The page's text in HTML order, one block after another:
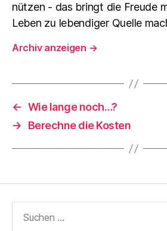
nützen - das bringt die Freude
Leben zu lebendiger Quelle
Archiv anzeigen →
← Wie lange noch…?
→
Berechne die Kosten
nach: